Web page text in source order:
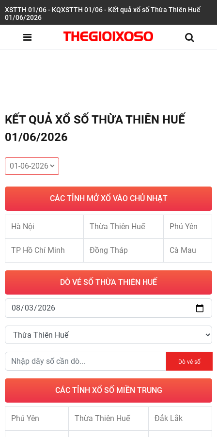
XSTTH 01/06 - KQXSTTH 01/06 - Kết quả xổ số Thừa Thiên Huế
01/06/2026
KẾT QUẢ XỔ SỐ THỪA THIÊN HUẾ
01/06/2026
CÁC TỈNH MỞ XỔ VÀO CHỦ NHẬT
Hà Nội Thừa Thiên Huế Phú Yên
TP Hồ Chí Minh Đồng Tháp Cà Mau
DÒ VÉ SỐ THỪA THIÊN HUẾ
Dò vé số
CÁC TỈNH XỔ SỐ MIỀN TRUNG
Phú Yên Thừa Thiên Huế Đắk Lắk